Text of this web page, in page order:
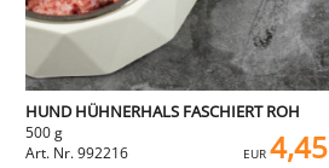
HUND HÜHNERHALS FASCHIERT ROH
500 g
Art. Nr. 992216
EUR 4,45